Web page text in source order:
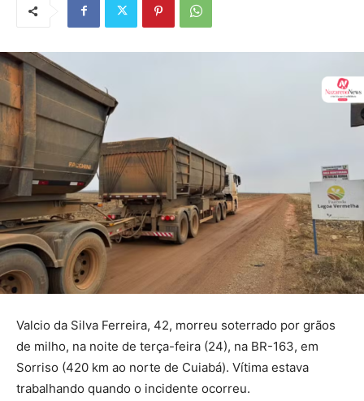
Valcio da Silva Ferreira, 42, morreu soterrado por grãos
de milho, na noite de terça-feira (24), na BR-163, em
Sorriso (420 km ao norte de Cuiabá). Vítima estava
trabalhando quando o incidente ocorreu.